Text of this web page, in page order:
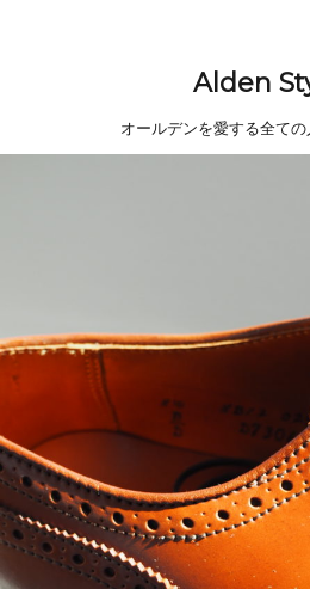
Alden
オールデンを愛する全て